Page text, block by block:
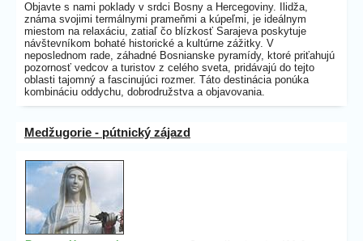
Objavte s nami poklady v srdci Bosny a Hercegoviny. Ilidža,
známa svojimi termálnymi prameňmi a kúpeľmi, je ideálnym
miestom na relaxáciu, zatiaľ čo blízkosť Sarajeva poskytuje
návštevníkom bohaté historické a kultúrne zážitky. V
neposlednom rade, záhadné Bosnianske pyramídy, ktoré priťahujú
pozornosť vedcov a turistov z celého sveta, pridávajú do tejto
oblasti tajomný a fascinujúci rozmer. Táto destinácia ponúka
kombináciu oddychu, dobrodružstva a objavovania.
Medžugorie - pútnický zájazd